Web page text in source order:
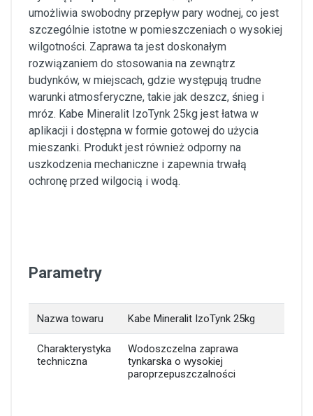
umożliwia swobodny przepływ pary wodnej, co jest
szczególnie istotne w pomieszczeniach o wysokiej
wilgotności. Zaprawa ta jest doskonałym
rozwiązaniem do stosowania na zewnątrz
budynków, w miejscach, gdzie występują trudne
warunki atmosferyczne, takie jak deszcz, śnieg i
mróz. Kabe Mineralit IzoTynk 25kg jest łatwa w
aplikacji i dostępna w formie gotowej do użycia
mieszanki. Produkt jest również odporny na
uszkodzenia mechaniczne i zapewnia trwałą
ochronę przed wilgocią i wodą.
Parametry
Nazwa towaru Kabe Mineralit IzoTynk 25kg
Charakterystyka
techniczna
Wodoszczelna zaprawa
tynkarska o wysokiej
paroprzepuszczalności